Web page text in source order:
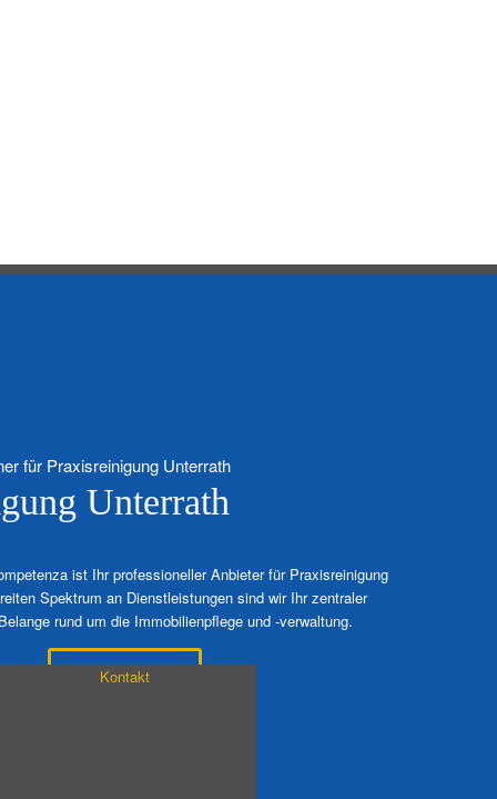
für Praxisreinigung Unterrath
Unterrath
ist Ihr professioneller Anbieter für Praxisreinigung
Spektrum an Dienstleistungen sind wir Ihr zentraler
rund um die Immobilienpflege und -verwaltung.
Kontakt